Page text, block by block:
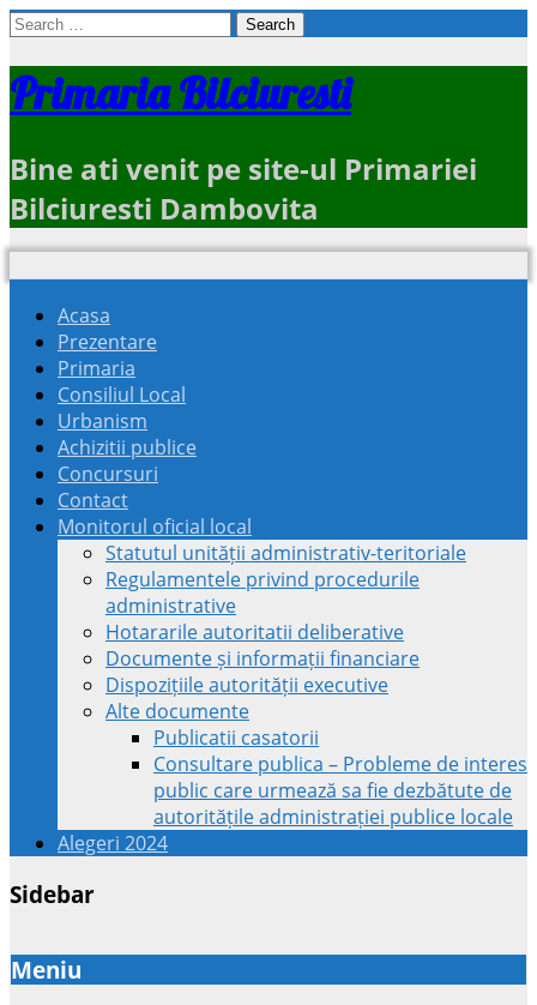
Search
Primaria Bilciuresti
Bine ati venit pe site-ul Primariei
Bilciuresti Dambovita
Acasa
Prezentare
Primaria
Consiliul Local
Urbanism
Achizitii publice
Concursuri
Contact
Monitorul oficial local
Statutul unității administrativ-teritoriale
Regulamentele privind procedurile
administrative
Hotararile autoritatii deliberative
Documente și informații financiare
Dispozițiile autorității executive
Alte documente
Publicatii casatorii
Consultare publica – Probleme de interes
public care urmează sa fie dezbătute de
autoritățile administrației publice locale
Alegeri 2024
Sidebar
Meniu